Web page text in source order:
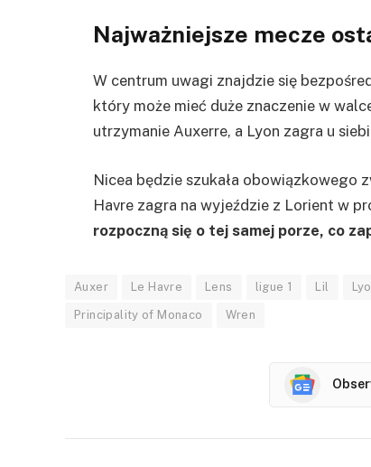
Najważniejsze mecze
W centrum uwagi znajdzie się
który może mieć duże znaczenie w
utrzymanie Auxerre, a Lyon zagra u
Nicea będzie szukała obowiązkowego
Havre zagra na wyjeździe z Lorient w
rozpoczną się o tej samej porze, co
Auxer Le Havre Lens ligue 1 Lil
Principality of Monaco Wren